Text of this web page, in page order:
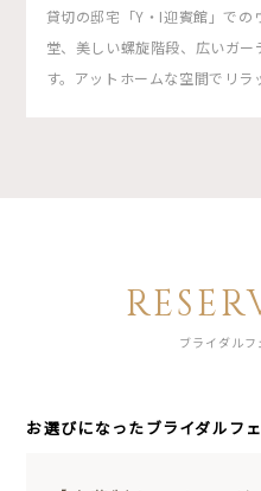
貸切の邸宅「Y・I迎賓館」での
堂、美しい螺旋階段、広いガ
す。アットホームな空間でリラ
ブライダル
お選びになったブライダルフ